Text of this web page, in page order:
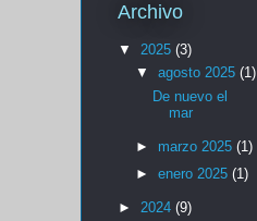
Archivo
▼ 2025 (3)
▼ agosto 2025 (1)
De nuevo el
mar
► marzo 2025 (1)
► enero 2025 (1)
► 2024 (9)